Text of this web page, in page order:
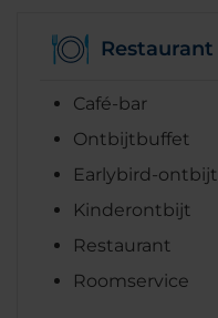
Restaurant
Café-bar
Ontbijtbuffet
Earlybird-ontbijt
Kinderontbijt
Restaurant
Roomservice